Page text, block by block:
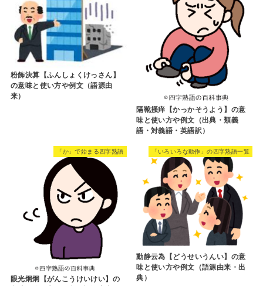
粉飾決算【ふんしょくけっさん】
の意味と使い方や例文（語源由
来）
隔靴掻痒【かっかそうよう】の意
味と使い方や例文（出典・類義
語・対義語・英語訳）
「か」で始まる四字熟語
眼光炯炯【がんこうけいけい】の
「いろいろな動作」の四字熟語一覧
動静云為【どうせいうんい】の意
味と使い方や例文（語源由来・出
典）